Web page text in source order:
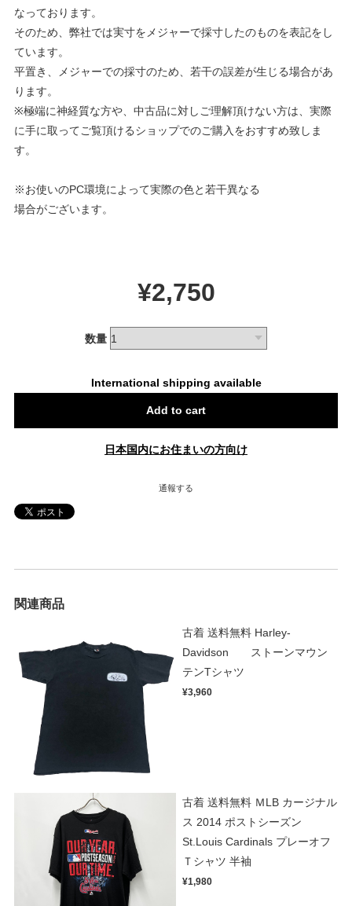
なっております。
そのため、弊社では実寸をメジャーで採寸したのものを表記をし
ています。
平置き、メジャーでの採寸のため、若干の誤差が生じる場合があ
ります。
※極端に神経質な方や、中古品に対しご理解頂けない方は、実際
に手に取ってご覧頂けるショップでのご購入をおすすめ致しま
す。
※お使いのPC環境によって実際の色と若干異なる
場合がございます。
¥2,750
数量
International shipping available
Add to cart
日本国内にお住まいの方向け
通報する
関連商品
古着 送料無料 Harley-
Davidson ストーンマウン
テンTシャツ
¥3,960
古着 送料無料 ＭLB カージナル
ス 2014 ポストシーズン
St.Louis Cardinals プレーオフ
Ｔシャツ 半袖
¥1,980